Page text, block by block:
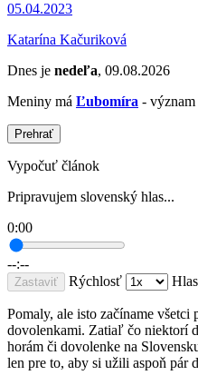
05.04.2023
Katarína Kačuriková
Dnes je nedeľa, 09.08.2026
Meniny má Ľubomíra - význam
Prehrať
Vypočuť článok
Pripravujem slovenský hlas...
0:00
--:--
Zastaviť Rýchlosť Hlas
Pomaly, ale isto začíname
dovolenkami. Zatiaľ čo niektorí
horám či dovolenke na
len pre to, aby si užili aspoň pár